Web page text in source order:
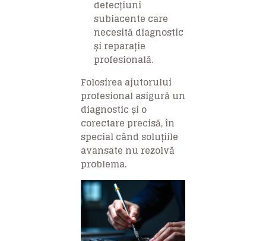
defecțiuni
subiacente care
necesită diagnostic
și reparație
profesională.
Folosirea ajutorului
profesional asigură un
diagnostic și o
corectare precisă, în
special când soluțiile
avansate nu rezolvă
problema.